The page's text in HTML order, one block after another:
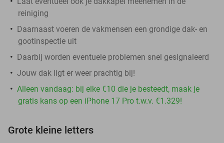
reiniging
Daarnaast voeren de vakmensen een grondige dak- en
gootinspectie uit
Daarbij worden eventuele problemen snel gesignaleerd
Jouw dak ligt er weer prachtig bij!
Alleen vandaag: bij elke €10 die je besteedt, maak je
gratis kans op een iPhone 17 Pro t.w.v. €1.329!
Grote kleine letters